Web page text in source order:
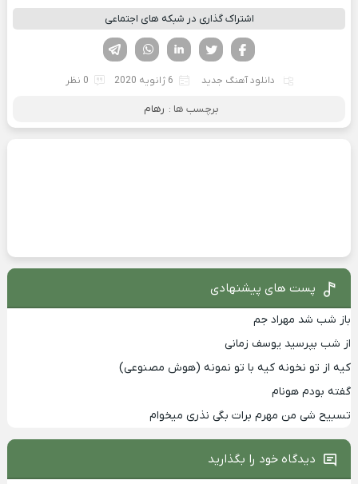
اشتراک گذاری در شبکه های اجتماعی
لینکدین تویتر
فیسوک
دانلود آهنگ جدید 6 ژانویه 2020 0 نظر
برچسب ها : رهام
پست های پیشنهادی
باز شب شد مهراد جم
از شب بپرسید یوسف زمانی
کیه از تو نخونه کیه با تو نمونه (هوش مصنوعی)
گفته بودم هونام
تسبیح شی من مهرم برات بگی نذری میخوام
دیدگاه خود را بگذارید